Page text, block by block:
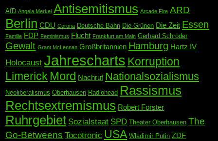
AfD Angela Merkel Antisemitismus Arcade Fire ARD
Berlin CDU Corona Deutsche Bahn Die Grünen Die Zeit Essen
Familie FDP Feminismus Flucht Frankfurt am Main Gerhard Schröder
Gewalt Grant McLennan Großbritannien Hamburg Hartz IV
Holocaust Jahrescharts Korruption
Limerick Mord Nachruf Nationalsozialismus
Neoliberalismus Oberhausen Radiohead Rassismus
Rechtsextremismus Robert Forster
Ruhrgebiet Sozialstaat SPD Theater Oberhausen The
Go-Betweens Tocotronic USA Wladimir Putin ZDF